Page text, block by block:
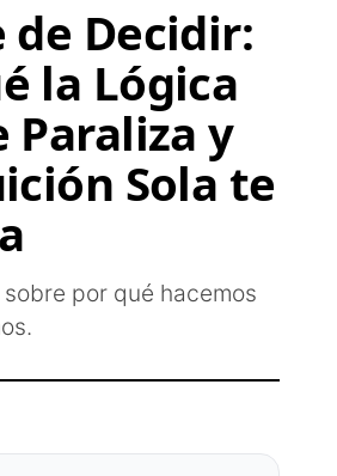
de Decidir:
la Lógica
Paraliza y
Sola te
por qué hacemos